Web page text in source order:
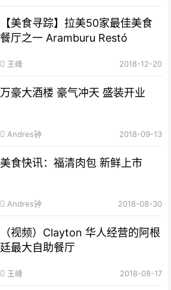
【美食寻踪】拉美50家最佳美食
餐厅之一 Aramburu Restó
王峰 2018-12-20
万豪大酒楼 豪气冲天 盛装开业
Andres钟 2018-09-13
美食快讯：福清肉包 新鲜上市
Andres钟 2018-08-30
（视频）Clayton 华人经营的阿根
廷最大自助餐厅
王峰 2018-08-17